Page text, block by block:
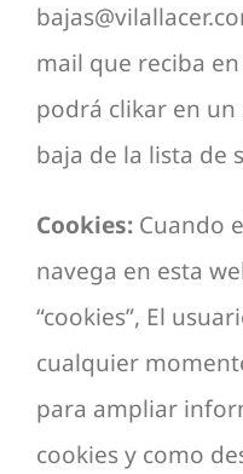
mail que reciba
podrá clikar en un
baja de la lista de
Cookies: Cuando
navega en esta
“cookies”, El
cualquier
para ampliar
cookies y como